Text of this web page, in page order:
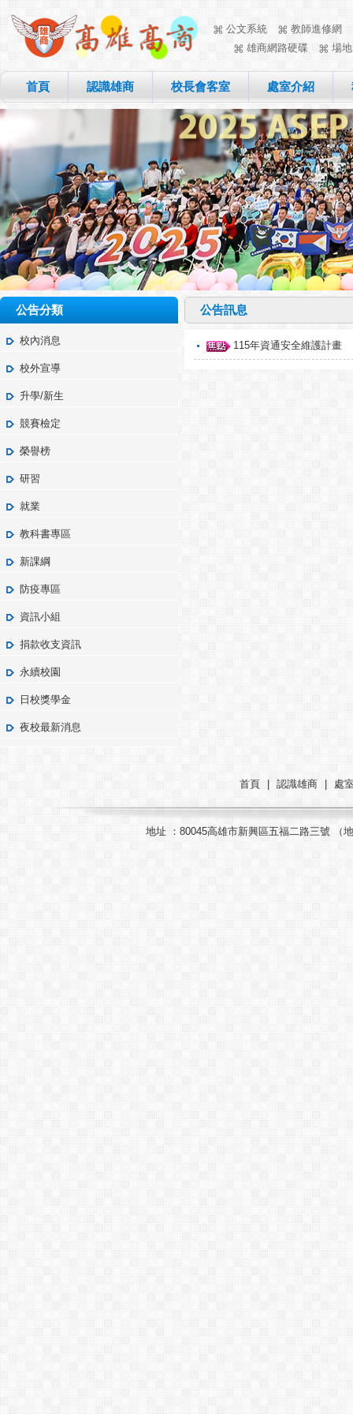
教師進修網
公文系統
場
雄商網路硬碟
首頁 認識雄商 校長會客室 處室介紹
公告分類
校內消息
校外宣導
升學/新生
競賽檢定
榮譽榜
研習
就業
教科書專區
新課綱
防疫專區
資訊小組
捐款收支資訊
永續校園
日校獎學金
夜校最新消息
公告訊息
115年資通安全維護計畫
首頁 認識雄商 處
地址 ：80045高雄市新興區五福二路三號 （